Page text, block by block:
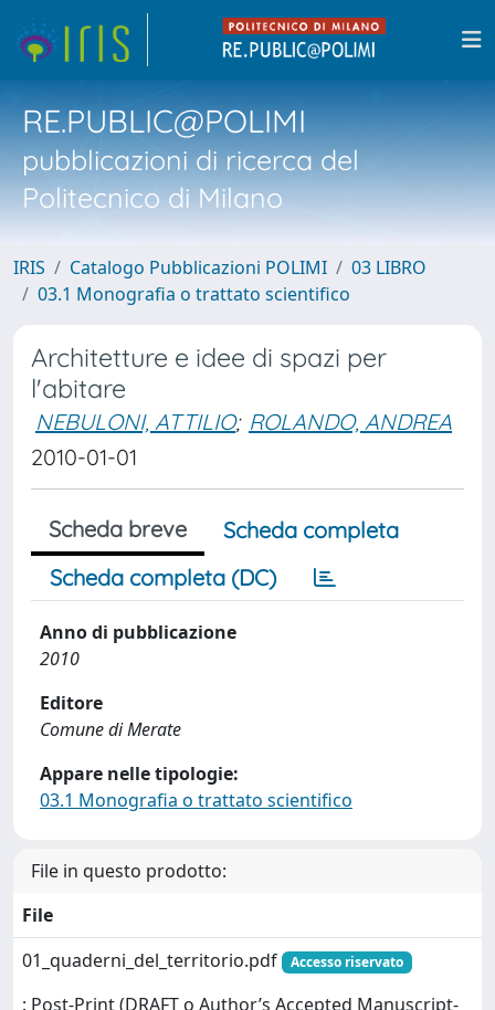
RE.PUBLIC@POLIMI
pubblicazioni di ricerca del
Politecnico di Milano
IRIS Catalogo Pubblicazioni POLIMI
03 LIBRO
03.1 Monografia o trattato scientifico
Architetture e idee di spazi per
l'abitare
NEBULONI, ATTILIO; ROLANDO, ANDREA
2010-01-01
Scheda breve
Scheda completa
Scheda completa (DC)
Anno di pubblicazione
2010
Editore
Comune di Merate
Appare nelle tipologie:
03.1 Monografia o trattato scientifico
File in questo prodotto:
File
01_quaderni_del_territorio.pdf
Accesso riservato
: Post-Print (DRAFT o Author’s Accepted Manuscript-